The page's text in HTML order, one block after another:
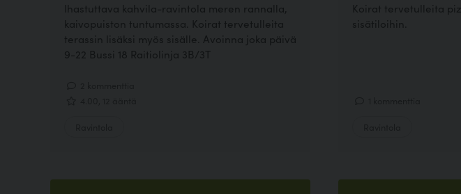
Ihastuttava kahvila-ravintola meren rannalla,
kaivopuiston tuntumassa. Koirat tervetulleita
terassin lisäksi myös sisälle. Avoinna joka päivä
9-22 Bussi 18 Raitiolinja 3B/3T
Koirat tervetulleita
sisätiloihin.